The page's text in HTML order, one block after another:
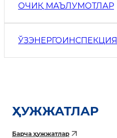
ОЧИҚ МАЪЛУМОТЛАР
ЎЗЭНЕРГОИНСПЕКЦИЯ
ҲУЖЖАТЛАР
Барча ҳужжатлар